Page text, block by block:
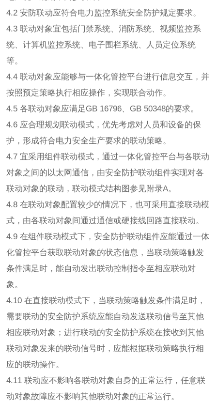
4.2 安防联动应符合电力监控系统安全防护规定要求。
4.3 联动对象宜包括门禁系统、消防系统、视频监控系
统、计算机监控系统、电子围栏系统、人员定位系统
等。
4.4 联动对象应能够与一体化管控平台进行信息交互，并
按照预定策略执行相应操作，实现联合动作。
4.5 各联动对象应满足GB 16796、GB 50348的要求。
4.6 应合理规划联动模式，优先考虑对人员和设备的保
护，形成符合电力安全生产要求的联动策略。
4.7 宜采用组件联动模式，通过一体化管控平台与各联动
对象之间的以太网通信，由安全防护联动组件实现对各
联动对象的联动，联动模式结构图参见附录A。
4.8 在联动对象配置较少的情况下，也可采用直接联动模
式，由各联动对象间通过通信或硬接线回路直接联动。
4.9 在组件联动模式下，安全防护联动组件应能通过一体
化管控平台获取联动对象的状态信息，当联动策略触发
条件满足时，能自动发出联动控制指令至相应联动对
象。
4.10 在直接联动模式下，当联动策略触发条件满足时，
需要联动的安全防护系统应能自动发送联动信号至其他
相应联动对象；进行联动的安全防护系统在接收到其他
联动对象发来的联动信号时，应能根据联动策略执行相
应的联动操作。
4.11 联动应不影响各联动对象自身的正常运行，任意联
动对象故障应不影响其他联动对象的正常运行。